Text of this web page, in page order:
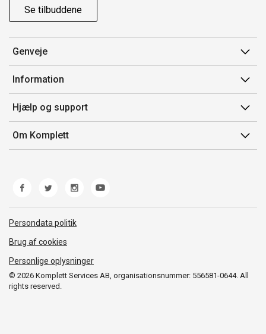
Se tilbuddene
Genveje
Min side
Ordrehistorik
Gavekort
Information
Salgsbetingelser
Mærker/producent
Fortrydelsesret
Hjælp og support
Kontakt os
Kundeservice
Fejl/Mangler
Fragt og levering
Om Komplett
© 2026 Komplett Services AB, organisationsnummer: 556581-0644. All
rights reserved.
Persondata politik
Brug af cookies
Personlige oplysninger